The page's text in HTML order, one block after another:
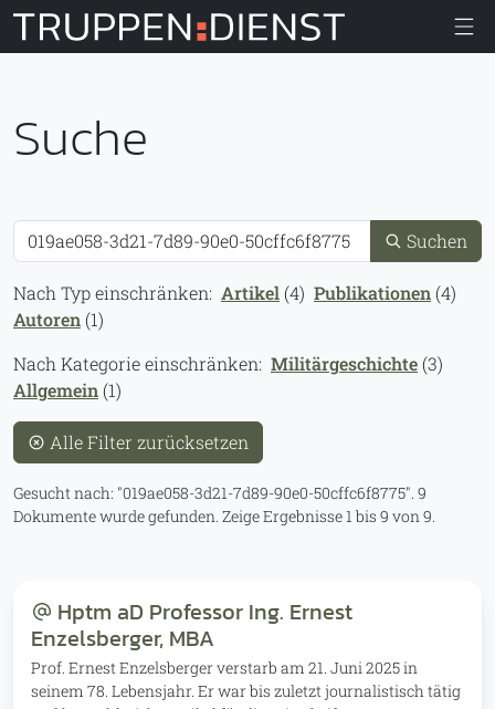
Truppendienst
Suche
Suche Suchen
Nach Typ einschränken: Artikel (4) Publikationen (4)
Autoren (1)
Nach Kategorie einschränken: Militärgeschichte (3)
Allgemein (1)
Alle Filter zurücksetzen
Gesucht nach: 019ae058-3d21-7d89-90e0-50cffc6f8775 . 9
Dokumente wurde gefunden. Zeige Ergebnisse 1 bis 9 von 9.
Hptm aD Professor Ing. Ernest
Enzelsberger, MBA
Prof. Ernest Enzelsberger verstarb am 21. Juni 2025 in
seinem 78. Lebensjahr. Er war bis zuletzt journalistisch tätig